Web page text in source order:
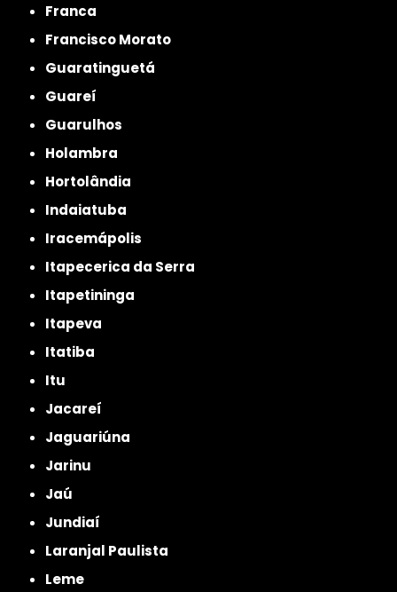
Franca
Francisco Morato
Guaratinguetá
Guareí
Guarulhos
Holambra
Hortolândia
Indaiatuba
Iracemápolis
Itapecerica da Serra
Itapetininga
Itapeva
Itatiba
Itu
Jacareí
Jaguariúna
Jarinu
Jaú
Jundiaí
Laranjal Paulista
Leme